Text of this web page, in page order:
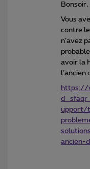
Bonsoir,
Vous
contre le
n’avez
avoir la
l’ancien
https://
upport/
ancien-